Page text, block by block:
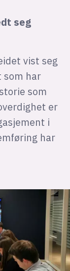
seg
vist seg
som har
som
er
i
har